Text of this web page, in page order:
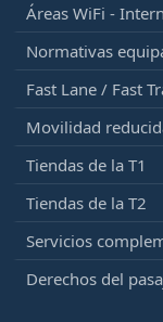
Áreas WiFi -
Normativas
Fast Lane / Fast
Movilidad
Tiendas de la T1
Tiendas de la T2
Servicios
Derechos del